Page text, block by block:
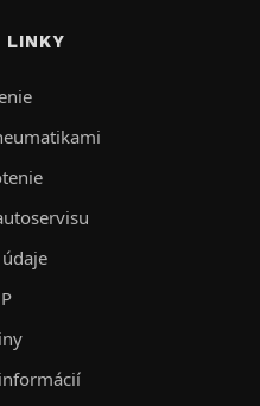
LINKY